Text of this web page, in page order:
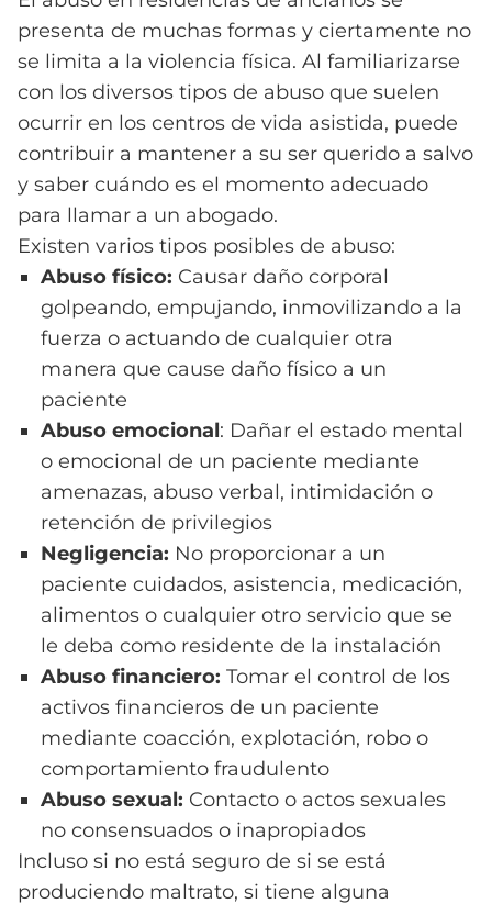
presenta de muchas formas y ciertamente no
se limita a la violencia física. Al familiarizarse
con los diversos tipos de abuso que suelen
ocurrir en los centros de vida asistida, puede
contribuir a mantener a su ser querido a salvo
y saber cuándo es el momento adecuado
para llamar a un abogado.
Existen varios tipos posibles de abuso:
Abuso físico: Causar daño corporal
golpeando, empujando, inmovilizando a la
fuerza o actuando de cualquier otra
manera que cause daño físico a un
paciente
Abuso emocional: Dañar el estado mental
o emocional de un paciente mediante
amenazas, abuso verbal, intimidación o
retención de privilegios
Negligencia: No proporcionar a un
paciente cuidados, asistencia, medicación,
alimentos o cualquier otro servicio que se
le deba como residente de la instalación
Abuso financiero: Tomar el control de los
activos financieros de un paciente
mediante coacción, explotación, robo o
comportamiento fraudulento
Abuso sexual: Contacto o actos sexuales
no consensuados o inapropiados
Incluso si no está seguro de si se está
produciendo maltrato, si tiene alguna